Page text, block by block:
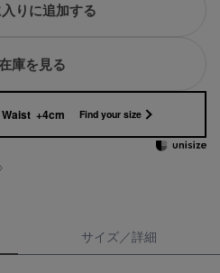
りに追加する
庫を見る
Waist +4cm Find your size
サイズ／詳細